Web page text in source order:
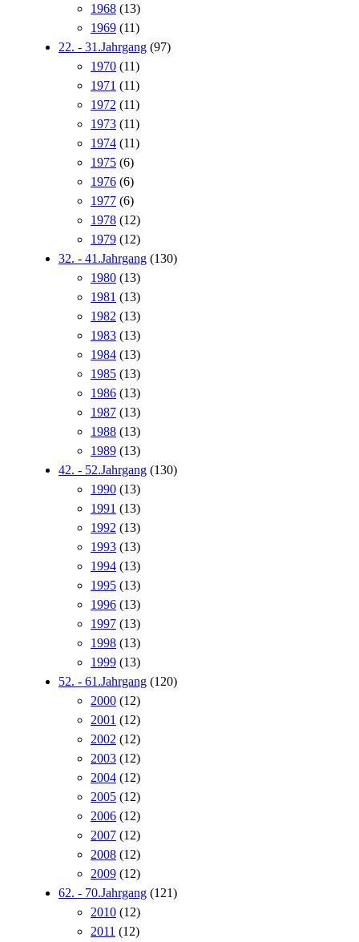
1968 (13)
1969 (11)
22. - 31.Jahrgang (97)
1970 (11)
1971 (11)
1972 (11)
1973 (11)
1974 (11)
1975 (6)
1976 (6)
1977 (6)
1978 (12)
1979 (12)
32. - 41.Jahrgang (130)
1980 (13)
1981 (13)
1982 (13)
1983 (13)
1984 (13)
1985 (13)
1986 (13)
1987 (13)
1988 (13)
1989 (13)
42. - 52.Jahrgang (130)
1990 (13)
1991 (13)
1992 (13)
1993 (13)
1994 (13)
1995 (13)
1996 (13)
1997 (13)
1998 (13)
1999 (13)
52. - 61.Jahrgang (120)
2000 (12)
2001 (12)
2002 (12)
2003 (12)
2004 (12)
2005 (12)
2006 (12)
2007 (12)
2008 (12)
2009 (12)
62. - 70.Jahrgang (121)
2010 (12)
2011 (12)